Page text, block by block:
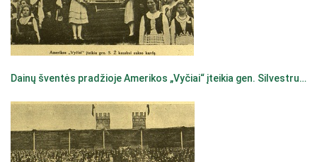
Dainų šventės pradžioje Amerikos „Vyčiai“ įteikia gen. Silvestrui Žukauskui aukso kardą